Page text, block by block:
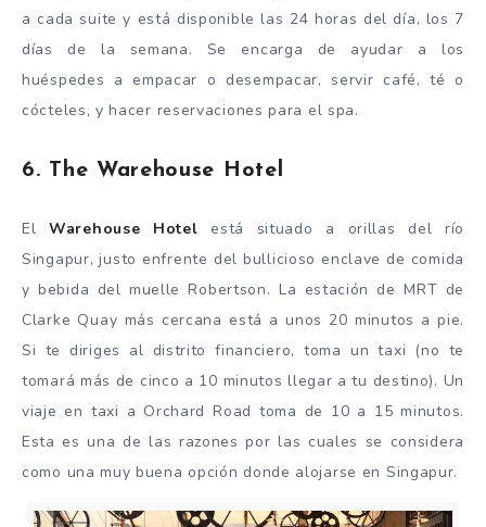
a cada suite y está disponible las 24 horas del día, los 7
días de la semana. Se encarga de ayudar a los
huéspedes a empacar o desempacar, servir café, té o
cócteles, y hacer reservaciones para el spa.
6. The Warehouse Hotel
ElWarehouse Hotel está situado a orillas del río
Singapur, justo enfrente del bullicioso enclave de comida
y bebida del muelle Robertson. La estación de MRT de
Clarke Quay más cercana está a unos 20 minutos a pie.
Si te diriges al distrito financiero, toma un taxi (no te
tomará más de cinco a 10 minutos llegar a tu destino). Un
viaje en taxi a Orchard Road toma de 10 a 15 minutos.
Esta es una de las razones por las cuales se considera
como una muy buena opción donde alojarse en Singapur.